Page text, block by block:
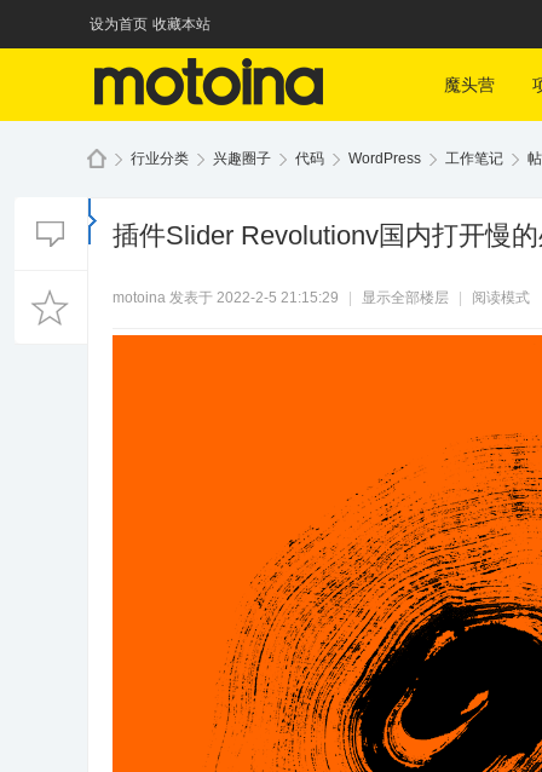
设为首页 收藏本站
魔头营
行业分类 兴趣圈子 代码 WordPress 工作笔记
插件Slider Revolutionv国内打开慢
motoina 发表于 2022-2-5 21:15:29 显示全部楼层 阅读模式